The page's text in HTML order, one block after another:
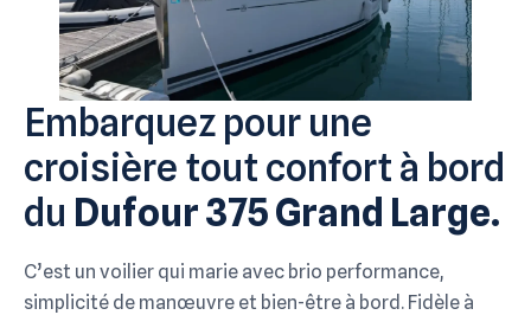
Embarquez pour une
croisière tout confort à bord
du Dufour 375 Grand Large.
C’est un voilier qui marie avec brio performance,
simplicité de manœuvre et bien-être à bord. Fidèle à